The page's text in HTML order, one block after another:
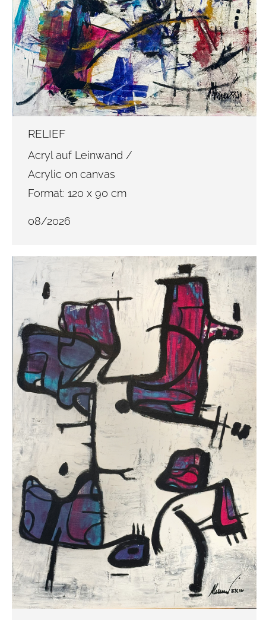
RELIEF
Acryl auf Leinwand /
Acrylic on canvas
Format: 120 x 90 cm
08/2026